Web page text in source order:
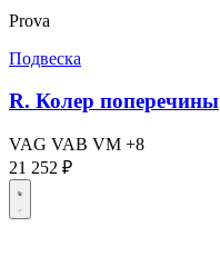
Prova
Подвеска
R. Колер поперечины
VAG VAB VM +8
21 252 ₽